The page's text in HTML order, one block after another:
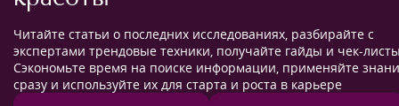
Читайте статьи о последних исследованиях, разбирайте с
экспертами трендовые техники, получайте гайды и чек-
Сэкономьте время на поиске информации, применяйте
сразу и используйте их для старта и роста в карьере